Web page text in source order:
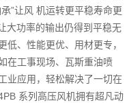
”让风 机运转更平稳寿命更
大功率的输出仍得到平稳无
低、性能更优、用材更专，
在工事现场、瓦斯重油喷
业应用，轻松解决了一切在
系列高压风机拥有超凡动